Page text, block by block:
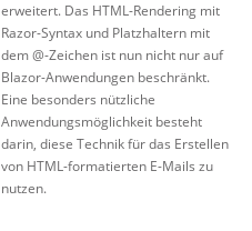
erweitert. Das HTML-Rendering mit
Razor-Syntax und Platzhaltern mit
dem @-Zeichen ist nun nicht nur auf
Blazor-Anwendungen beschränkt.
Eine besonders nützliche
Anwendungsmöglichkeit besteht
darin, diese Technik für das Erstellen
von HTML-formatierten E-Mails zu
nutzen.